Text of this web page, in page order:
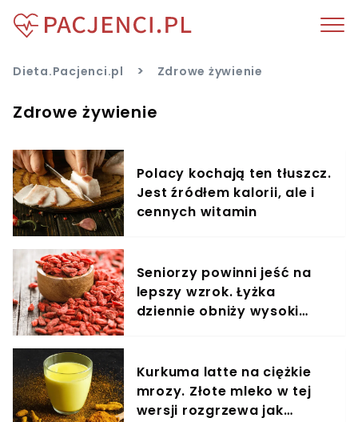
Dieta.Pacjenci.pl > Zdrowe żywienie
Zdrowe żywienie
Polacy kochają ten tłuszcz.
Jest źródłem kalorii, ale i
cennych witamin
Seniorzy powinni jeść na
lepszy wzrok. Łyżka
dziennie obniży wysoki
Kurkuma latte na ciężkie
mrozy. Złote mleko w tej
wersji rozgrzewa jak